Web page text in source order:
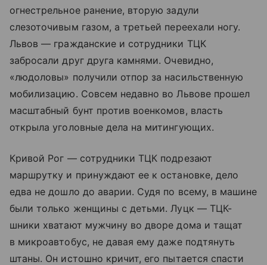
огнестрельное ранение, вторую задули
слезоточивым газом, а третьей переехали ногу.
Львов — гражданские и сотрудники ТЦК
забросали друг друга камнями. Очевидно,
«людоловы» получили отпор за насильственную
мобилизацию. Совсем недавно во Львове прошел
масштабный бунт против военкомов, власть
открыла уголовные дела на митингующих.
Кривой Рог — сотрудники ТЦК подрезают
маршрутку и принуждают ее к остановке, дело
едва не дошло до аварии. Судя по всему, в машине
были только женщины с детьми. Луцк — ТЦК-
шники хватают мужчину во дворе дома и тащат
в микроавтобус, не давая ему даже подтянуть
штаны. Он истошно кричит, его пытается спасти